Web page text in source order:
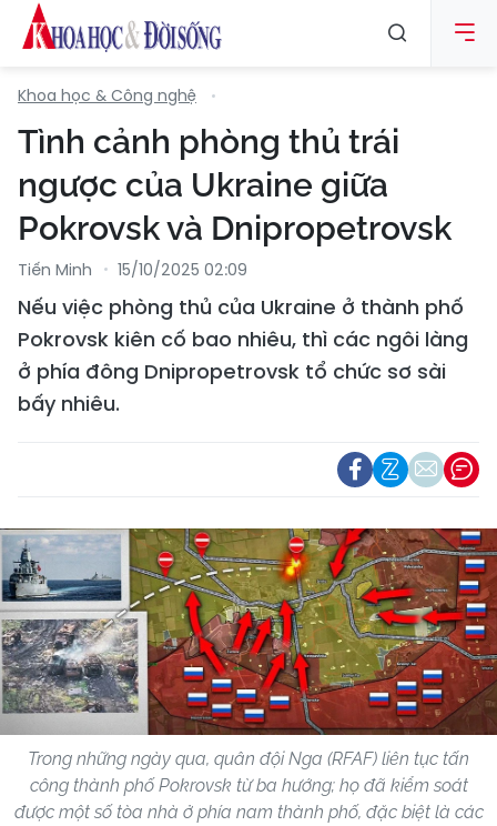
Khoa học & Công nghệ
Tình cảnh phòng thủ trái
ngược của Ukraine giữa
Pokrovsk và Dnipropetrovsk
Tiến Minh 15/10/2025 02:09
Nếu việc phòng thủ của Ukraine ở thành phố
Pokrovsk kiên cố bao nhiêu, thì các ngôi làng
ở phía đông Dnipropetrovsk tổ chức sơ sài
bấy nhiêu.
Trong những ngày qua, quân đội Nga (RFAF) liên tục tấn
công thành phố Pokrovsk từ ba hướng; họ đã kiểm soát
được một số tòa nhà ở phía nam thành phố, đặc biệt là các